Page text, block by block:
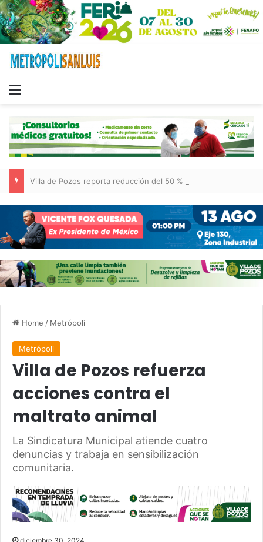
Home / Metrópoli
Metrópoli
Villa de Pozos refuerza
acciones contra el
maltrato animal
La Sindicatura Municipal atiende cuatro
denuncias y trabaja en sensibilización
comunitaria.